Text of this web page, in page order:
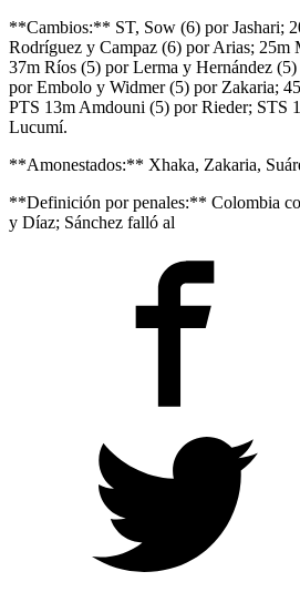
**Cambios:** ST, Sow (6) por Jashari;
Rodríguez y Campaz (6) por Arias; 25m
37m Ríos (5) por Lerma y Hernández
por Embolo y Widmer (5) por Zakaria;
PTS 13m Amdouni (5) por Rieder; STS
Lucumí.
**Amonestados:** Xhaka, Zakaria,
**Definición por penales:** Colombia
y Díaz; Sánchez falló al